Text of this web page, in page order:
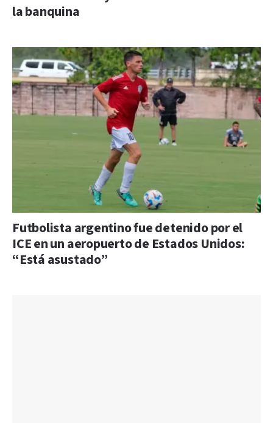
la banquina
Futbolista argentino fue detenido por el
ICE en un aeropuerto de Estados Unidos:
“Está asustado”